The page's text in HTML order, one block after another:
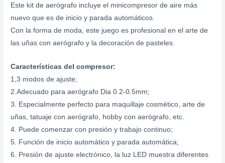
Este kit de aerógrafo incluye el minicompresor de aire más
nuevo que es de inicio y parada automáticos.
Con la forma de moda, este juego es profesional en el arte de
las uñas con aerógrafo y la decoración de pasteles.
Características del compresor:
1,3 modos de ajuste;
2.Adecuado para aerógrafo Dia 0.2-0.5mm;
3. Especialmente perfecto para maquillaje cosmético, arte de
uñas, tatuaje con aerógrafo, hobby con aerógrafo, etc.
4. Puede comenzar con presión y trabajo continuo;
5. Función de inicio automático y parada automática;
6. Presión de ajuste electrónico, la luz LED muestra diferentes